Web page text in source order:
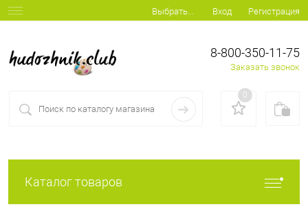
Выбрать... Вход Регистрация
8-800-350-11-75
Заказать звонок
0
Каталог товаров